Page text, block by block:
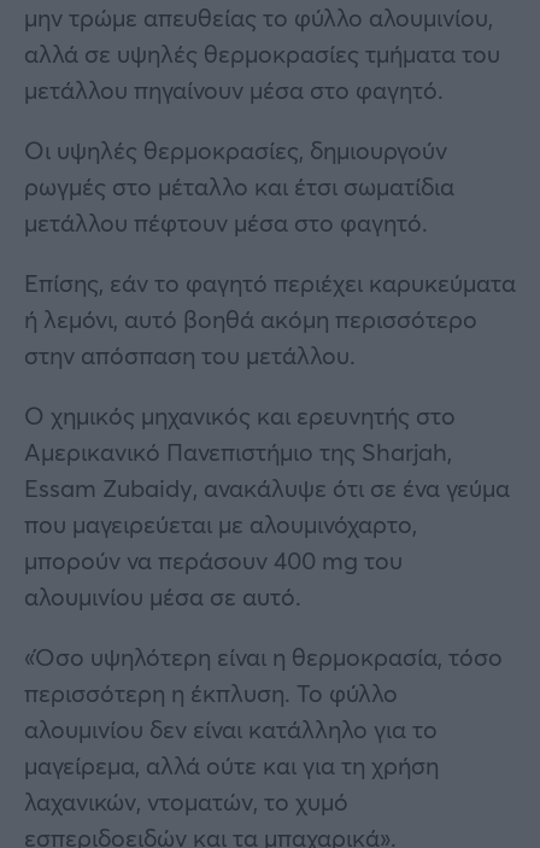
μην τρώμε απευθείας το φύλλο αλουμινίου,
αλλά σε υψηλές θερμοκρασίες τμήματα του
μετάλλου πηγαίνουν μέσα στο φαγητό.
Οι υψηλές θερμοκρασίες, δημιουργούν
ρωγμές στο μέταλλο και έτσι σωματίδια
μετάλλου πέφτουν μέσα στο φαγητό.
Επίσης, εάν το φαγητό περιέχει καρυκεύματα
ή λεμόνι, αυτό βοηθά ακόμη περισσότερο
στην απόσπαση του μετάλλου.
Ο χημικός μηχανικός και ερευνητής στο
Αμερικανικό Πανεπιστήμιο της Sharjah,
Essam Zubaidy, ανακάλυψε ότι σε ένα γεύμα
που μαγειρεύεται με αλουμινόχαρτο,
μπορούν να περάσουν 400 mg του
αλουμινίου μέσα σε αυτό.
«Όσο υψηλότερη είναι η θερμοκρασία, τόσο
περισσότερη η έκπλυση. Το φύλλο
αλουμινίου δεν είναι κατάλληλο για το
μαγείρεμα, αλλά ούτε και για τη χρήση
λαχανικών, ντοματών, το χυμό
εσπεριδοειδών και τα μπαχαρικά».